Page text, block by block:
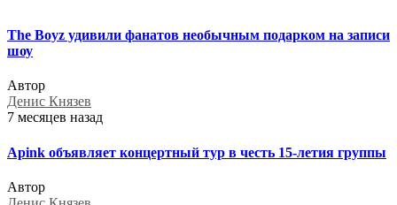
The Boyz удивили фанатов необычным подарком на записи
шоу
Автор
Денис Князев
7 месяцев назад
Apink объявляет концертный тур в честь 15-летия группы
Автор